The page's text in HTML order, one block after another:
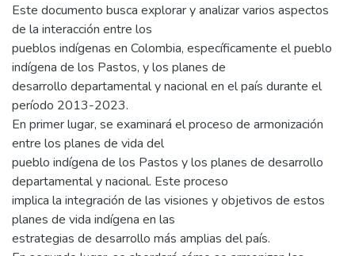
Este documento busca explorar y analizar varios aspectos
de la interacción entre los
pueblos indígenas en Colombia, específicamente el pueblo
indígena de los Pastos, y los planes de
desarrollo departamental y nacional en el país durante el
período 2013-2023.
En primer lugar, se examinará el proceso de armonización
entre los planes de vida del
pueblo indígena de los Pastos y los planes de desarrollo
departamental y nacional. Este proceso
implica la integración de las visiones y objetivos de estos
planes de vida indígena en las
estrategias de desarrollo más amplias del país.